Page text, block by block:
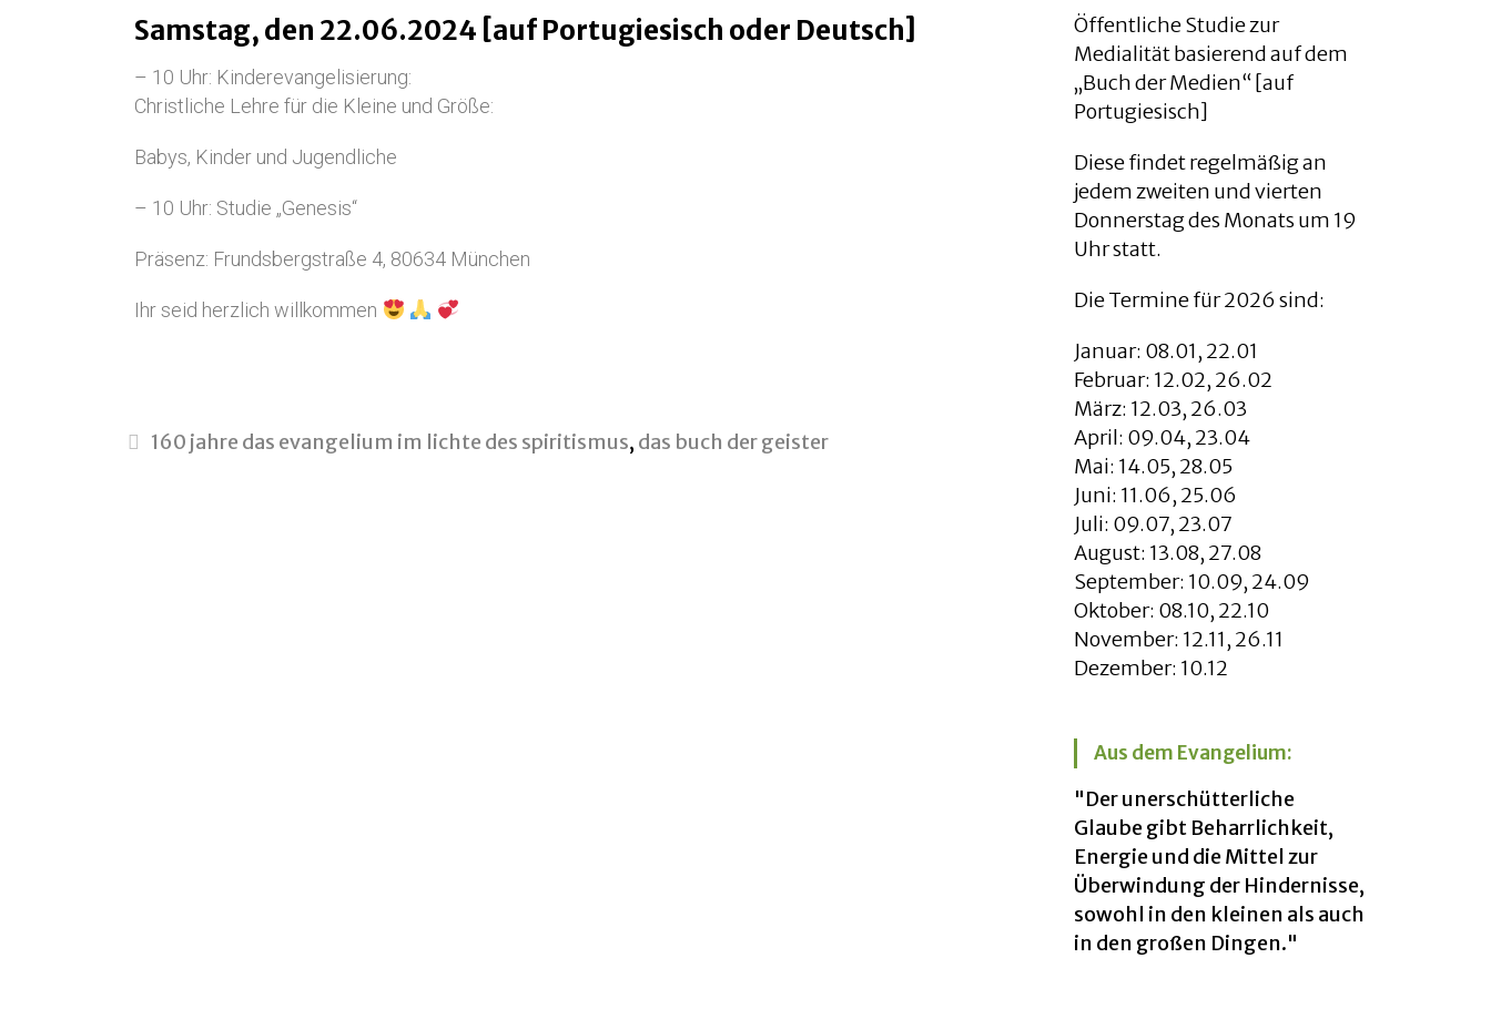
Samstag, den 22.06.2024 [auf Portugiesisch oder Deutsch]
– 10 Uhr: Kinderevangelisierung:
Christliche Lehre für die Kleine und Größe:
Babys, Kinder und Jugendliche
– 10 Uhr: Studie „Genesis“
Präsenz: Frundsbergstraße 4, 80634 München
Ihr seid herzlich willkommen
160 jahre das evangelium im lichte des spiritismus, das buch der geister
Öffentliche Studie zur
Medialität basierend auf dem
„Buch der Medien“ [auf
Portugiesisch]
Diese findet regelmäßig an
jedem zweiten und vierten
Donnerstag des Monats um 19
Uhr statt.
Die Termine für 2026 sind:
Januar: 08.01, 22.01
Februar: 12.02, 26.02
März: 12.03, 26.03
April: 09.04, 23.04
Mai: 14.05, 28.05
Juni: 11.06, 25.06
Juli: 09.07, 23.07
August: 13.08, 27.08
September: 10.09, 24.09
Oktober: 08.10, 22.10
November: 12.11, 26.11
Dezember: 10.12
Aus dem Evangelium:
"Der unerschütterliche
Glaube gibt Beharrlichkeit,
Energie und die Mittel zur
Überwindung der Hindernisse,
sowohl in den kleinen als auch
in den großen Dingen."